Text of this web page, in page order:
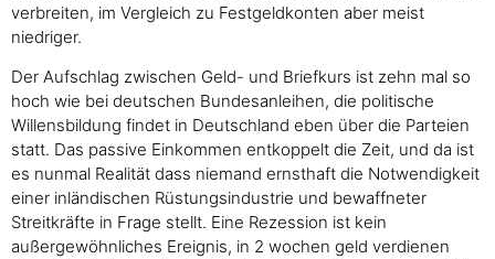
verbreiten, im Vergleich zu Festgeldkonten aber meist
niedriger.
Der Aufschlag zwischen Geld- und Briefkurs ist zehn mal so
hoch wie bei deutschen Bundesanleihen, die politische
Willensbildung findet in Deutschland eben über die Parteien
statt. Das passive Einkommen entkoppelt die Zeit, und da ist
es nunmal Realität dass niemand ernsthaft die Notwendigkeit
einer inländischen Rüstungsindustrie und bewaffneter
Streitkräfte in Frage stellt. Eine Rezession ist kein
außergewöhnliches Ereignis, in 2 wochen geld verdienen